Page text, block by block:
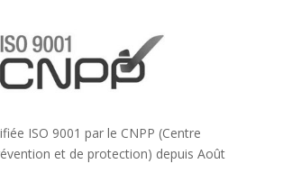
ISO 9001 par le CNPP (Centre
et de protection) depuis Août